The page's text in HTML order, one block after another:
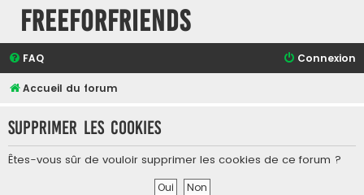
FreeForFriends
FAQ Connexion
Accueil du forum
Supprimer les cookies
Êtes-vous sûr de vouloir supprimer les cookies de ce forum ?